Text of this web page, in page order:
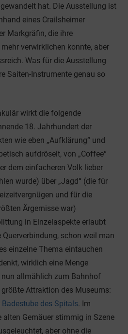
hat. Die Ausstellung ist
eines Crailsheimer
Markgräfin, die ihre
verwirklichen konnte, aber
Was für die Ausstellung
Saiten-Instrumente genau so
wirkt die folgende
18. Jahrhundert der
wie eben „Aufklärung“ und
aufdröselt, von „Coffee“
dem einfacheren Volk lieber
wurde) über „Jagd“ (die für
und für die
Ärgernisse war)
in Einzelaspekte erlaubt
schon weil man
einzelne Thema eintauchen
wirklich eine Menge
nun allmählich zum Bahnhof
Attraktion des Museums:
des Spitals. Im
alten Gemäuer stimmig in Szene
aber ohne die